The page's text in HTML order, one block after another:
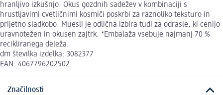
hranljivo izkušnjo. Okus gozdnih sadežev v kombinaciji s
hrustljavimi cvetličnimi kosmiči poskrbi za raznoliko teksturo in
prijetno sladkobo. Muesli je odlična izbira tudi za odrasle, ki cenijo
uravnotežen in okusen zajtrk. *Embalaža vsebuje najmanj 70 %
recikliranega deleža.
dm številka izdelka: 3082377
EAN: 4067796202502
Značilnosti